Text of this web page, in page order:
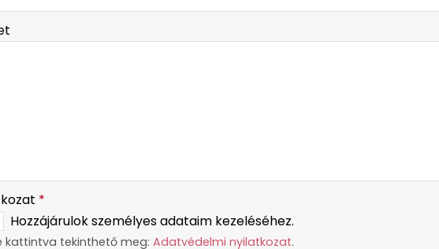
*
Hozzájárulok személyes adataim kezeléséhez.
kattintva tekinthető meg: Adatvédelmi nyilatkozat.